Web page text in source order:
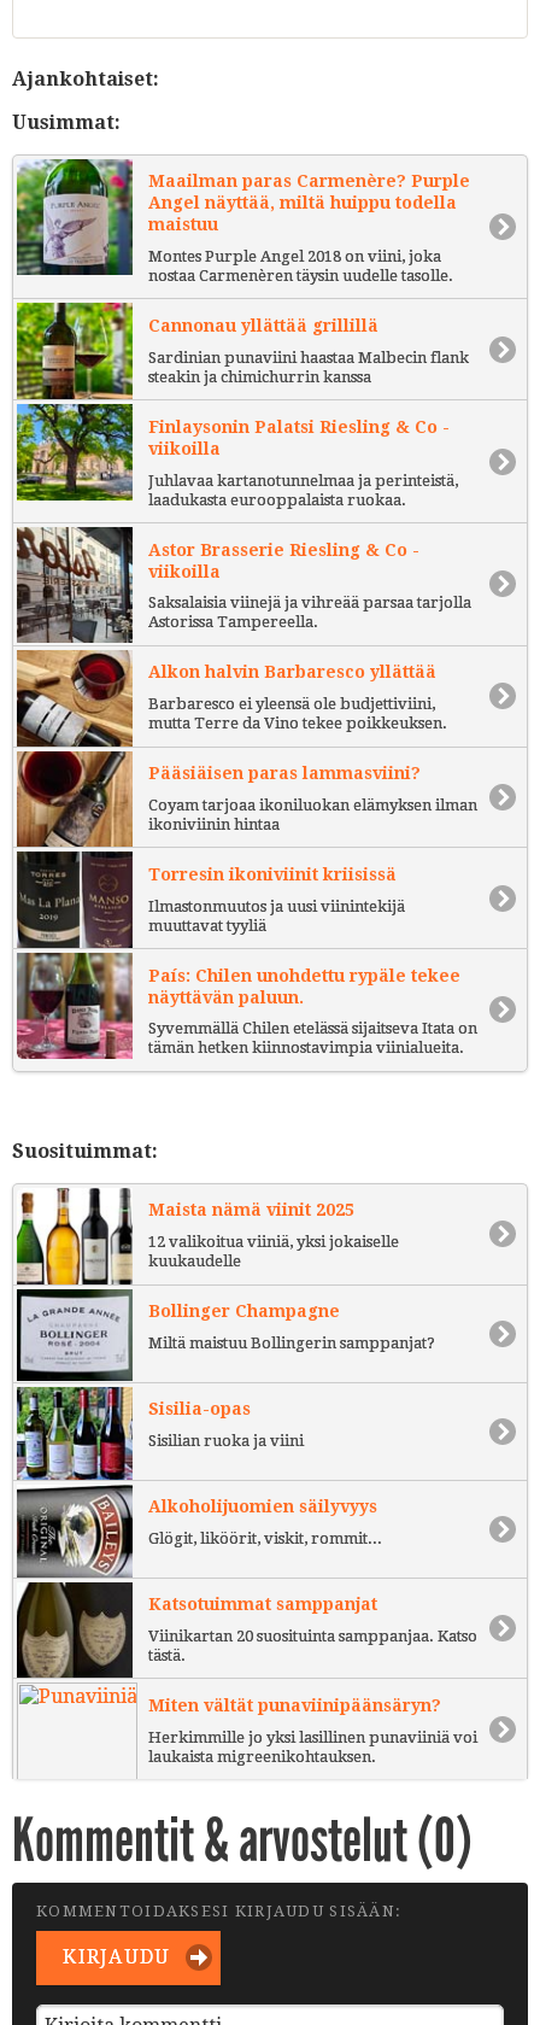
Ajankohtaiset:
Uusimmat:
Maailman paras Carmenère? Purple
Angel näyttää, miltä huippu todella
maistuu
Montes Purple Angel 2018 on viini, joka
nostaa Carmenèren täysin uudelle tasolle.
Cannonau yllättää grillillä
Sardinian punaviini haastaa Malbecin flank
steakin ja chimichurrin kanssa
Finlaysonin Palatsi Riesling & Co -
viikoilla
Juhlavaa kartanotunnelmaa ja perinteistä,
laadukasta eurooppalaista ruokaa.
Astor Brasserie Riesling & Co -
viikoilla
Saksalaisia viinejä ja vihreää parsaa tarjolla
Astorissa Tampereella.
Alkon halvin Barbaresco yllättää
Barbaresco ei yleensä ole budjettiviini,
mutta Terre da Vino tekee poikkeuksen.
Pääsiäisen paras lammasviini?
Coyam tarjoaa ikoniluokan elämyksen ilman
ikoniviinin hintaa
Torresin ikoniviinit kriisissä
Ilmastonmuutos ja uusi viinintekijä
muuttavat tyyliä
País: Chilen unohdettu rypäle tekee
näyttävän paluun.
Syvemmällä Chilen etelässä sijaitseva Itata on
tämän hetken kiinnostavimpia viinialueita.
Suosituimmat:
Maista nämä viinit 2025
12 valikoitua viiniä, yksi jokaiselle
kuukaudelle
Bollinger Champagne
Miltä maistuu Bollingerin samppanjat?
Sisilia-opas
Sisilian ruoka ja viini
Alkoholijuomien säilyvyys
Glögit, liköörit, viskit, rommit...
Katsotuimmat samppanjat
Viinikartan 20 suosituinta samppanjaa. Katso
tästä.
Miten vältät punaviinipäänsäryn?
Herkimmille jo yksi lasillinen punaviiniä voi
laukaista migreenikohtauksen.
Kommentit & arvostelut (0)
KOMMENTOIDAKSESI KIRJAUDU SISÄÄN:
KIRJAUDU